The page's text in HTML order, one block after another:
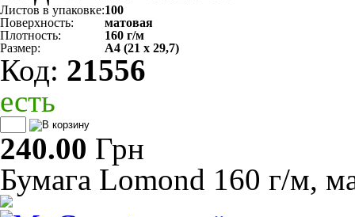
Листов в упаковке:100
Поверхность:
матовая
Плотность:
160 г/м
Размер:
А4 (21 х 29,7)
Код: 21556
есть
240.00 Грн
Бумага Lomond 160 г/м,